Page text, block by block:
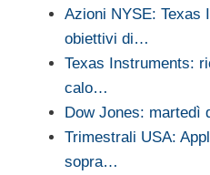
Azioni NYSE: Texas
obiettivi di…
Texas Instruments:
calo…
Dow Jones: martedì
Trimestrali USA:
sopra…